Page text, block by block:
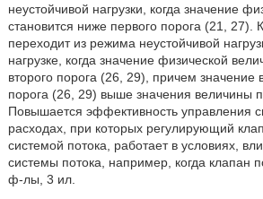
неустойчивой нагрузки, когда значение
становится ниже первого порога (21, 27).
переходит из режима неустойчивой
нагрузке, когда значение физической
второго порога (26, 29), причем значение
порога (26, 29) выше значения величины
Повышается эффективность управления
расходах, при которых регулирующий
системой потока, работает в условиях,
системы потока, например, когда клапан
ф-лы, 3 ил.